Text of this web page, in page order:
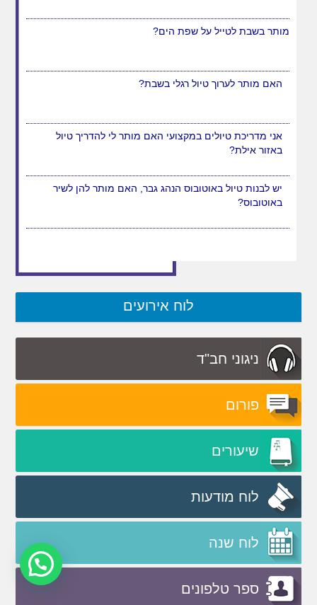
האם מותר לנסוע למצרים לטיול?
מותר בשבת לטייל על שפת הים?
האם מותר לערוך טיול רגלי בשבת?
אני מדריכת טיולים במקצועי האם מותר לי להדריך טיול
באזור אילת?
לוח אירועים
ניגוני חב"ד
פורום
שיעורים
לוח מודעות
לוח שנה
ספר טלפונים